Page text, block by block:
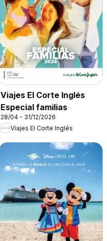
Viajes El Corte Inglés
Especial familias
28/04 - 31/12/2026
Viajes El Corte Inglés